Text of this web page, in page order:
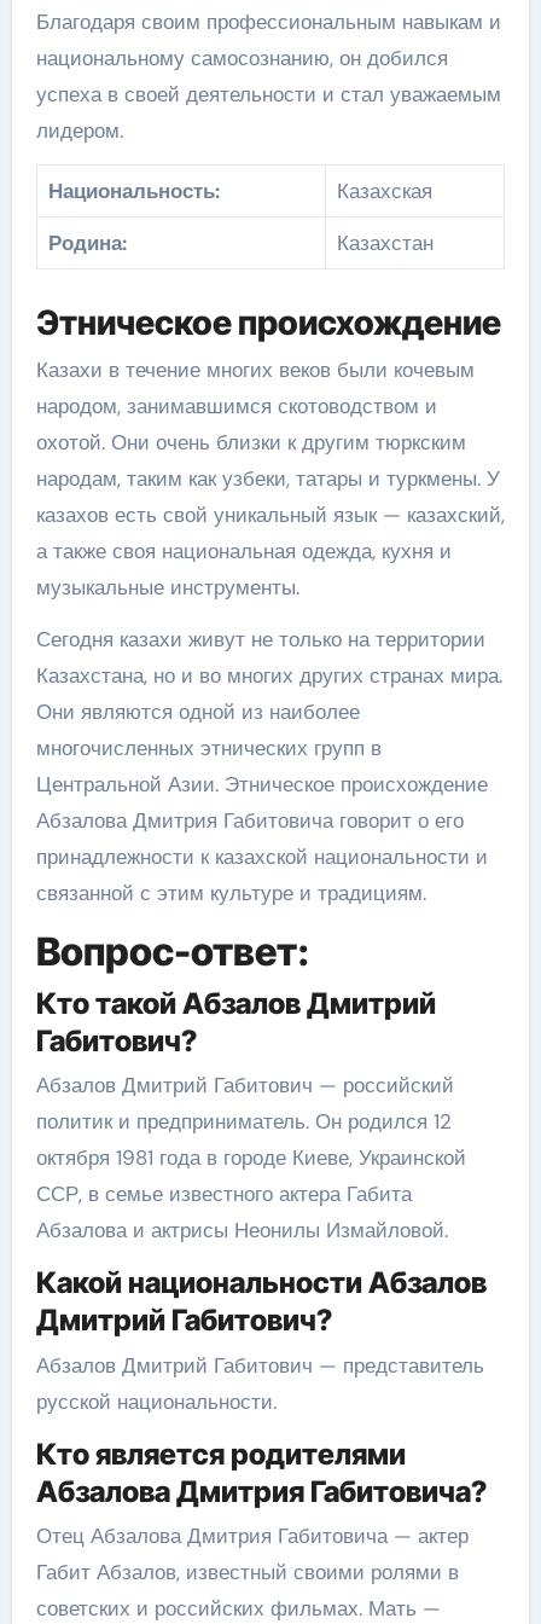
Благодаря своим профессиональным навыкам и
национальному самосознанию, он добился
успеха в своей деятельности и стал уважаемым
лидером.
Национальность:
Казахская
Родина:
Казахстан
Этническое происхождение
Казахи в течение многих веков были кочевым
народом, занимавшимся скотоводством и
охотой. Они очень близки к другим тюркским
народам, таким как узбеки, татары и туркмены. У
казахов есть свой уникальный язык — казахский,
а также своя национальная одежда, кухня и
музыкальные инструменты.
Сегодня казахи живут не только на территории
Казахстана, но и во многих других странах мира.
Они являются одной из наиболее
многочисленных этнических групп в
Центральной Азии. Этническое происхождение
Абзалова Дмитрия Габитовича говорит о его
принадлежности к казахской национальности и
связанной с этим культуре и традициям.
Вопрос-ответ:
Кто такой Абзалов Дмитрий
Габитович?
Абзалов Дмитрий Габитович — российский
политик и предприниматель. Он родился 12
октября 1981 года в городе Киеве, Украинской
ССР, в семье известного актера Габита
Абзалова и актрисы Неонилы Измайловой.
Какой национальности Абзалов
Дмитрий Габитович?
Абзалов Дмитрий Габитович — представитель
русской национальности.
Кто является родителями
Абзалова Дмитрия Габитовича?
Отец Абзалова Дмитрия Габитовича — актер
Габит Абзалов, известный своими ролями в
советских и российских фильмах. Мать —